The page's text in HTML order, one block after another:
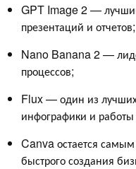
GPT Image 2 —
презентаций и отчетов;
Nano Banana 2 —
процессов;
Flux — один из
инфографики и
Canva остается
быстрого создания